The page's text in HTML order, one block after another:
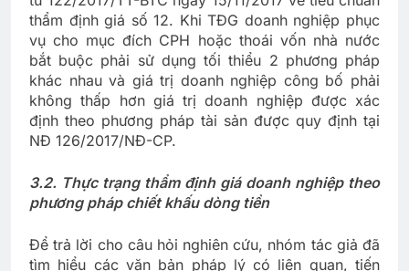
thẩm định giá số 12. Khi TĐG doanh nghiệp phục
vụ cho mục đích CPH hoặc thoái vốn nhà nước
bắt buộc phải sử dụng tối thiểu 2 phương pháp
khác nhau và giá trị doanh nghiệp công bố phải
không thấp hơn giá trị doanh nghiệp được xác
định theo phương pháp tài sản được quy định tại
NĐ 126/2017/NĐ-CP.
3.2. Thực trạng thẩm định giá doanh nghiệp theo
phương pháp chiết khấu dòng tiền
Để trả lời cho câu hỏi nghiên cứu, nhóm tác giả đã
tìm hiểu các văn bản pháp lý có liên quan, tiến